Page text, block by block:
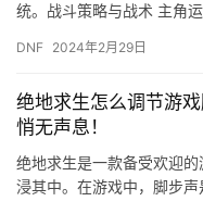
统。战斗策略与战术 主角
DNF 2024年2月29日
绝地求生怎么调节游
悄无声息！
绝地求生是一款备受欢迎
浸其中。在游戏中，脚步